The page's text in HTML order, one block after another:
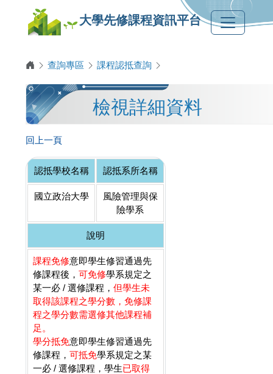
大學先修課程資訊平台
查詢專區 課程認抵查詢
檢視詳細資料
回上一頁
認抵學校名稱 認抵系所名稱
國立政治大學
風險管理與保
險學系
說明
課程免修意即學生修習通過先
修課程後， 可免修學系規定之
某一必 / 選修課程， 但學生未
取得該課程之學分數，免修課
程之學分數需選修其他課程補
足。
學分抵免意即學生修習通過先
修課程， 可抵免學系規定之某
一必 / 選修課程，學生已取得